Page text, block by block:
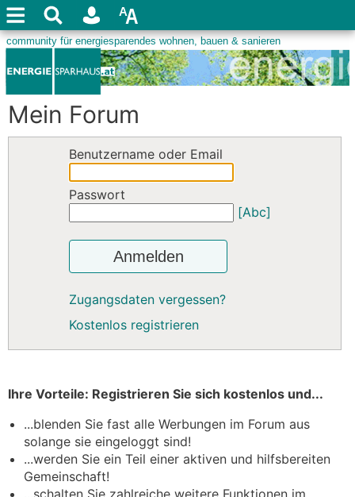
Mein Forum
Benutzername oder Email
Passwort
[Abc]
Anmelden
Zugangsdaten vergessen?
Kostenlos registrieren
Ihre Vorteile: Registrieren Sie sich kostenlos und...
...blenden Sie fast alle Werbungen im Forum aus
solange sie eingeloggt sind!
...werden Sie ein Teil einer aktiven und hilfsbereiten
Gemeinschaft!
...schalten Sie zahlreiche weitere Funktionen im